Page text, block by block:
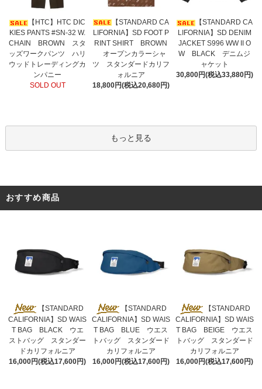
【HTC】HTC DIC
KIES PANTS #SN-32 W.
CHAIN BROWN スタ
ッズワークパンツ ハリ
ウッドトレーディングカ
ンパニー
SOLD OUT
【STANDARD CA
LIFORNIA】SD FOOT P
RINT SHIRT BROWN
オープンカラーシャ
ツ スタンダードカリフ
ォルニア
18,800円(税込20,680円)
【STANDARD CA
LIFORNIA】SD DENIM
JACKET S996 WW II O
W BLACK デニムジ
ャケット
30,800円(税込33,880円)
もっと見る
おすすめ商品
【STANDARD
CALIFORNIA】SD WAIS
T BAG BLACK ウエ
ストバッグ スタンダー
ドカリフォルニア
16,000円(税込17,600円)
【STANDARD
CALIFORNIA】SD WAIS
T BAG BLUE ウエス
トバッグ スタンダード
カリフォルニア
16,000円(税込17,600円)
【STANDARD
CALIFORNIA】SD WAIS
T BAG BEIGE ウエス
トバッグ スタンダード
カリフォルニア
16,000円(税込17,600円)